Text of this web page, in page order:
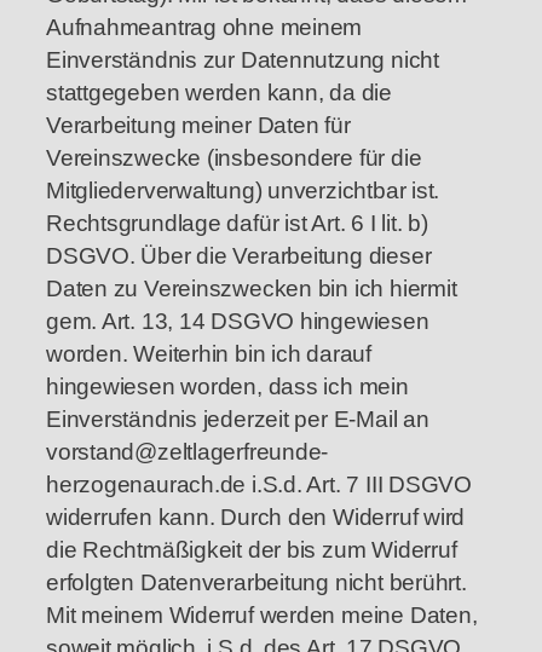
Aufnahmeantrag ohne meinem
Einverständnis zur Datennutzung nicht
stattgegeben werden kann, da die
Verarbeitung meiner Daten für
Vereinszwecke (insbesondere für die
Mitgliederverwaltung) unverzichtbar ist.
Rechtsgrundlage dafür ist Art. 6 I lit. b)
DSGVO. Über die Verarbeitung dieser
Daten zu Vereinszwecken bin ich hiermit
gem. Art. 13, 14 DSGVO hingewiesen
worden. Weiterhin bin ich darauf
hingewiesen worden, dass ich mein
Einverständnis jederzeit per E-Mail an
vorstand@zeltlagerfreunde-
herzogenaurach.de i.S.d. Art. 7 III DSGVO
widerrufen kann. Durch den Widerruf wird
die Rechtmäßigkeit der bis zum Widerruf
erfolgten Datenverarbeitung nicht berührt.
Mit meinem Widerruf werden meine Daten,